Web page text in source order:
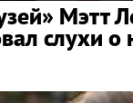
Мэтт
слухи о